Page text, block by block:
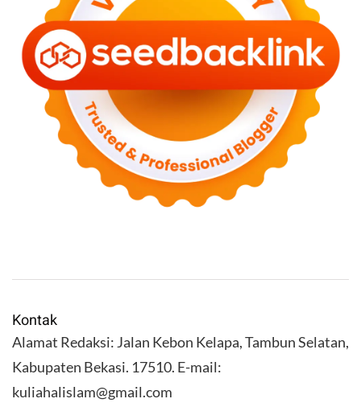
Kontak
Alamat Redaksi: Jalan Kebon Kelapa, Tambun Selatan,
Kabupaten Bekasi. 17510. E-mail:
kuliahalislam@gmail.com